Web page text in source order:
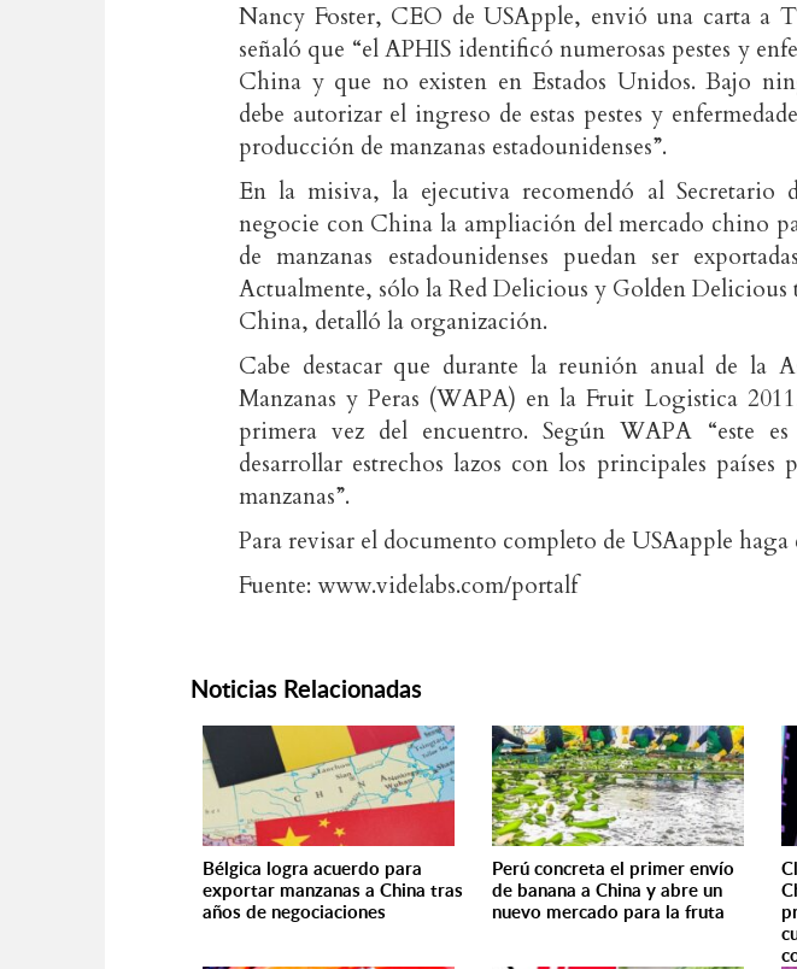
Nancy Foster, CEO de USApple, envió una carta a
señaló que “el APHIS identificó numerosas pestes y
China y que no existen en Estados Unidos. Bajo
debe autorizar el ingreso de estas pestes y
producción de manzanas estadounidenses”.
En la misiva, la ejecutiva recomendó al Secretario
negocie con China la ampliación del mercado chino
de manzanas estadounidenses puedan ser
Actualmente, sólo la Red Delicious y Golden Delicious
China, detalló la organización.
Cabe destacar que durante la reunión anual de la
Manzanas y Peras (WAPA) en la Fruit Logistica
primera vez del encuentro. Según WAPA “este
desarrollar estrechos lazos con los principales países
manzanas”.
Para revisar el documento completo de USAapple
Fuente: www.videlabs.com/portalf
Noticias Relacionadas
Bélgica logra acuerdo para
exportar manzanas a China tras
años de negociaciones
Perú concreta el primer envío
de banana a China y abre un
nuevo mercado para la fruta